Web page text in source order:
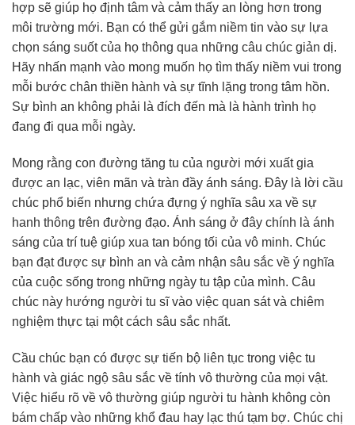
hợp sẽ giúp họ định tâm và cảm thấy an lòng hơn trong
môi trường mới. Bạn có thể gửi gắm niềm tin vào sự lựa
chọn sáng suốt của họ thông qua những câu chúc giản dị.
Hãy nhấn mạnh vào mong muốn họ tìm thấy niềm vui trong
mỗi bước chân thiền hành và sự tĩnh lặng trong tâm hồn.
Sự bình an không phải là đích đến mà là hành trình họ
đang đi qua mỗi ngày.
Mong rằng con đường tăng tu của người mới xuất gia
được an lạc, viên mãn và tràn đầy ánh sáng. Đây là lời cầu
chúc phổ biến nhưng chứa đựng ý nghĩa sâu xa về sự
hanh thông trên đường đạo. Ánh sáng ở đây chính là ánh
sáng của trí tuệ giúp xua tan bóng tối của vô minh. Chúc
bạn đạt được sự bình an và cảm nhận sâu sắc về ý nghĩa
của cuộc sống trong những ngày tu tập của mình. Câu
chúc này hướng người tu sĩ vào việc quan sát và chiêm
nghiệm thực tại một cách sâu sắc nhất.
Cầu chúc bạn có được sự tiến bộ liên tục trong việc tu
hành và giác ngộ sâu sắc về tính vô thường của mọi vật.
Việc hiểu rõ về vô thường giúp người tu hành không còn
bám chấp vào những khổ đau hay lạc thú tạm bợ. Chúc chị